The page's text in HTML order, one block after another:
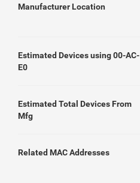
Manufacturer Location
Estimated Devices using 00-AC-
E0
Estimated Total Devices From
Mfg
Related MAC Addresses